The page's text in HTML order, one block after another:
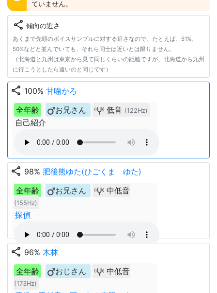
ていません。
share 傾向の近さ
あくまで先頭のボイスサンプルに対する近さなので、たとえば、51%、
50%などと並んでいても、それら同士は近いとは限りません。
（北海道と九州は東京から見て同じくらいの距離ですが、北海道から九州
に行こうとしたら遠いのと同じです）
share 100% 甘噛かろ
全年齢
お兄さん 低音 (122Hz)
自己紹介
share 98% 肥後熊ゆた(ひごくま ゆた)
全年齢
お兄さん 中低音
(155Hz)
探偵
share 96% 木林
全年齢
おじさん 中低音
(173Hz)